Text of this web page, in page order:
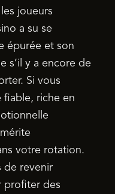
joueurs
a su se
épurée et son
s’il y a encore de
Si vous
fiable, riche en
votre rotation.
de revenir
profiter des